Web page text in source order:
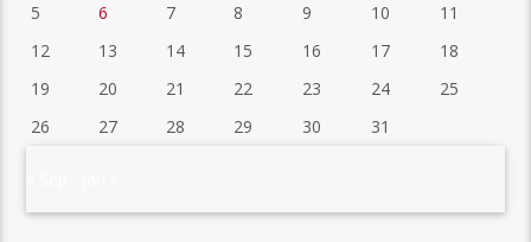
5
6 7 8 9 10
11
12
13 14 15 16 17
18
19
20 21 22 23 24
25
26
27 28 29 30 31